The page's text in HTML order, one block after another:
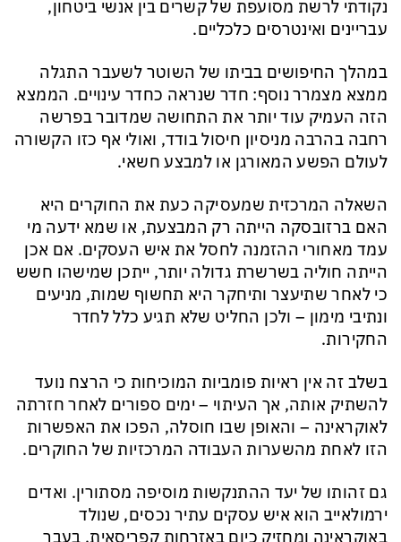
נקודתי לרשת מסועפת של קשרים בין אנשי ביטחון,
עבריינים ואינטרסים כלכליים.
במהלך החיפושים בביתו של השוטר לשעבר התגלה
ממצא מצמרר נוסף: חדר שנראה כחדר עינויים. הממצא
הזה העמיק עוד יותר את התחושה שמדובר בפרשה
רחבה בהרבה מניסיון חיסול בודד, ואולי אף כזו הקשורה
לעולם הפשע המאורגן או למבצע חשאי.
השאלה המרכזית שמעסיקה כעת את החוקרים היא
האם ברזובסקה הייתה רק המבצעת, או שמא ידעה מי
עמד מאחורי ההזמנה לחסל את איש העסקים. אם אכן
הייתה חוליה בשרשרת גדולה יותר, ייתכן שמישהו חשש
כי לאחר שתיעצר ותיחקר היא תחשוף שמות, מניעים
ונתיבי מימון – ולכן החליט שלא תגיע כלל לחדר
החקירות.
בשלב זה אין ראיות פומביות המוכיחות כי הרצח נועד
להשתיק אותה, אך העיתוי – ימים ספורים לאחר חזרתה
לאוקראינה – והאופן שבו חוסלה, הפכו את האפשרות
הזו לאחת מהשערות העבודה המרכזיות של החוקרים.
גם זהותו של יעד ההתנקשות מוסיפה מסתורין. ואדים
ירמולאייב הוא איש עסקים עתיר נכסים, שנולד
באוקראינה ומחזיק כיום באזרחות קפריסאית. בעבר